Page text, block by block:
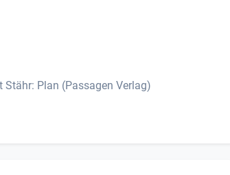
Stähr: Plan (Passagen Verlag)